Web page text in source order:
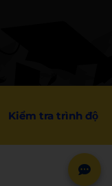
Kiểm tra trình độ